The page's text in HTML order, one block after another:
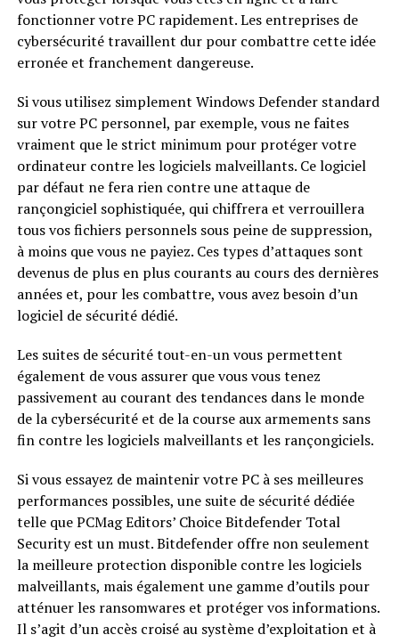
fonctionner votre PC rapidement. Les entreprises de
cybersécurité travaillent dur pour combattre cette idée
erronée et franchement dangereuse.
Si vous utilisez simplement Windows Defender standard
sur votre PC personnel, par exemple, vous ne faites
vraiment que le strict minimum pour protéger votre
ordinateur contre les logiciels malveillants. Ce logiciel
par défaut ne fera rien contre une attaque de
rançongiciel sophistiquée, qui chiffrera et verrouillera
tous vos fichiers personnels sous peine de suppression,
à moins que vous ne payiez. Ces types d’attaques sont
devenus de plus en plus courants au cours des dernières
années et, pour les combattre, vous avez besoin d’un
logiciel de sécurité dédié.
Les suites de sécurité tout-en-un vous permettent
également de vous assurer que vous vous tenez
passivement au courant des tendances dans le monde
de la cybersécurité et de la course aux armements sans
fin contre les logiciels malveillants et les rançongiciels.
Si vous essayez de maintenir votre PC à ses meilleures
performances possibles, une suite de sécurité dédiée
telle que PCMag Editors’ Choice Bitdefender Total
Security est un must. Bitdefender offre non seulement
la meilleure protection disponible contre les logiciels
malveillants, mais également une gamme d’outils pour
atténuer les ransomwares et protéger vos informations.
Il s’agit d’un accès croisé au système d’exploitation et à